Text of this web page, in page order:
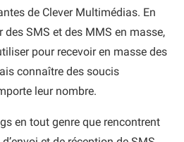
de Clever Multimédias. En
des SMS et des MMS en masse,
pour recevoir en masse des
connaître des soucis
leur nombre.
en tout genre que rencontrent